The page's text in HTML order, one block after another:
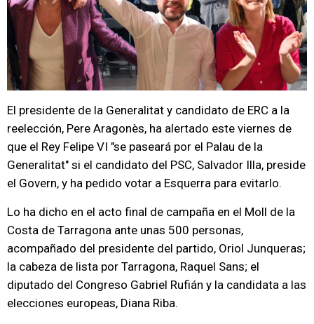
El presidente de la Generalitat y candidato de ERC a la
reelección, Pere Aragonès, ha alertado este viernes de
que el Rey Felipe VI "se paseará por el Palau de la
Generalitat" si el candidato del PSC, Salvador Illa, preside
el Govern, y ha pedido votar a Esquerra para evitarlo.
Lo ha dicho en el acto final de campaña en el Moll de la
Costa de Tarragona ante unas 500 personas,
acompañado del presidente del partido, Oriol Junqueras;
la cabeza de lista por Tarragona, Raquel Sans; el
diputado del Congreso Gabriel Rufián y la candidata a las
elecciones europeas, Diana Riba.